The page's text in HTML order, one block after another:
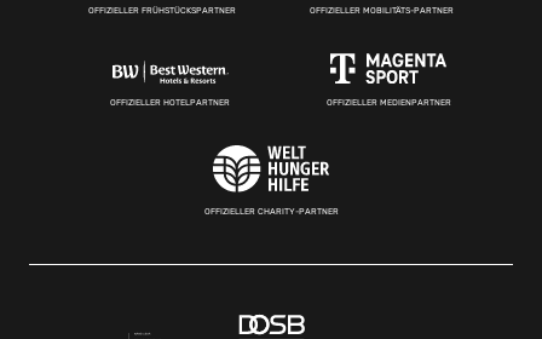
OFFIZIELLER FRÜHSTÜCKSPARTNER OFFIZIELLER MOBILITÄTS-PARTNER
OFFIZIELLER HOTELPARTNER OFFIZIELLER MEDIENPARTNER
OFFIZIELLER CHARITY-PARTNER